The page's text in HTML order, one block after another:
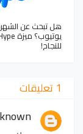
هل تبحث عن
للنجاح!
1 تعليقات